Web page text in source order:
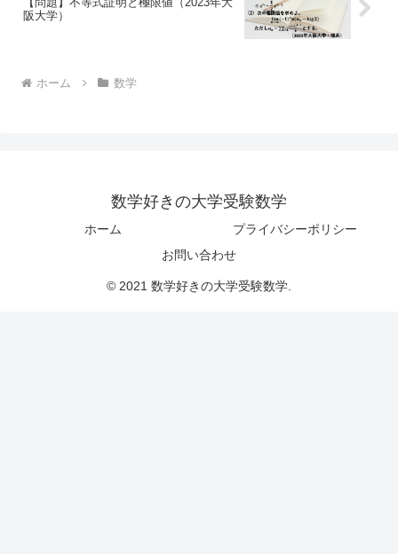
阪大学）
ホーム 数学
数学好きの大学受験数学
ホーム
プライバシーポリシー
お問い合わせ
© 2021 数学好きの大学受験数学.